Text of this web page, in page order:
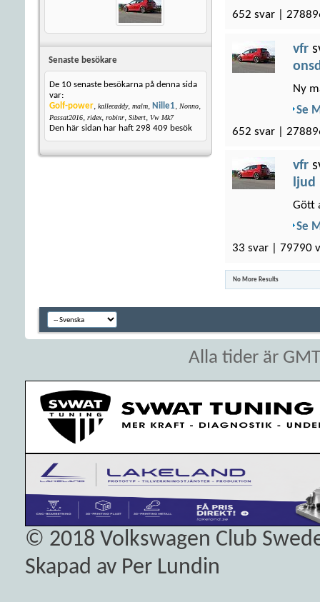
Senaste besökare
De 10 senaste besökarna på denna sida
var:
Golf-power, kallecaddy, malm, Nille1, Nonno,
Passat2016, ridex, robinr, Sibert, Vw Mk7
Den här sidan har haft 298 409 besök
652 svar |
vfr
Ny
Se
652 svar |
vfr
ljud
Gött
Se
33 svar | 79790
No More Results
Alla tider är
© 2018 Volkswagen Club
Skapad av Per Lundin